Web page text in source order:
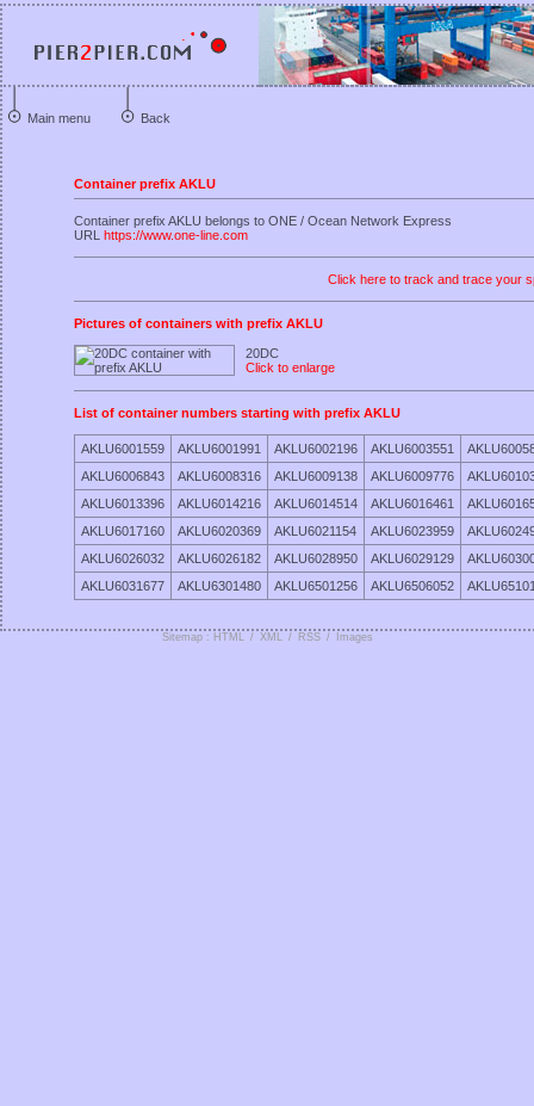
Main menu Back
Container prefix AKLU
Container prefix AKLU belongs to ONE / Ocean Network Express
URL https://www.one-line.com
Click here to track and trace your
Pictures of containers with prefix AKLU
20DC
Click to enlarge
List of container numbers starting with prefix AKLU
AKLU6001559 AKLU6001991 AKLU6002196 AKLU6003551
AKLU6006843
AKLU6008316 AKLU6009138 AKLU6009776
AKLU6013396
AKLU6014216 AKLU6014514 AKLU6016461
AKLU6017160
AKLU6020369 AKLU6021154 AKLU6023959
AKLU6026032
AKLU6026182 AKLU6028950 AKLU6029129
AKLU6031677
AKLU6301480 AKLU6501256 AKLU6506052
Sitemap : HTML / XML / RSS / Images